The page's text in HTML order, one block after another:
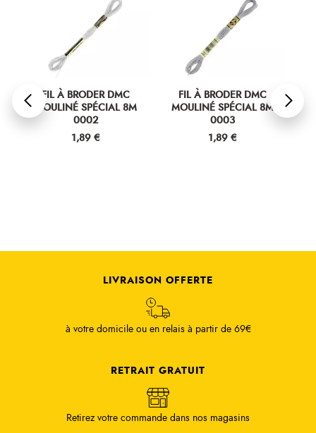
FIL À BRODER DMC
MOULINÉ SPÉCIAL 8M
0002
Prix
1,89 €
FIL À BRODER DMC
MOULINÉ SPÉCIAL 8M
0003
Prix
1,89 €
LIVRAISON OFFERTE
à votre domicile ou en relais à partir de 69€
RETRAIT GRATUIT
Retirez votre commande dans nos magasins